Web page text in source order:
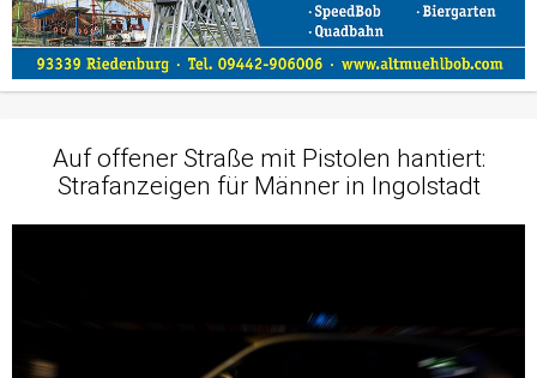
Auf offener Straße mit Pistolen hantiert:
Strafanzeigen für Männer in Ingolstadt